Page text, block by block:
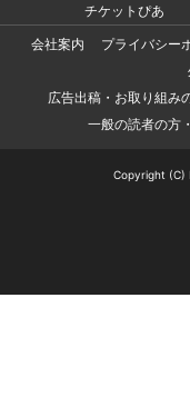
チケットぴあ
会社案内
プライバシー
広告出稿・お取り組み
一般の読者の方
Copyright (C)